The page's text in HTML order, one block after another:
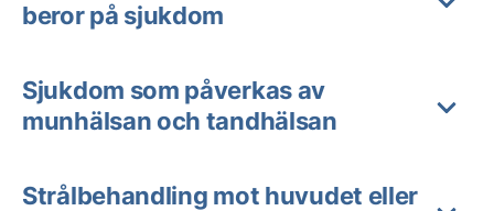
beror på sjukdom
Sjukdom som påverkas av
munhälsan och tandhälsan
Strålbehandling mot huvudet eller